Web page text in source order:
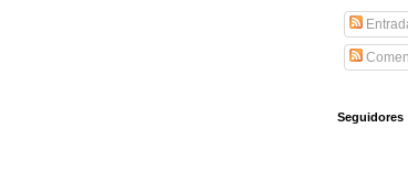
Seguidores